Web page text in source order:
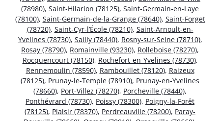
(78980), Saint-Hilarion (78125), Saint-Germain-en-Laye
(78100), Saint-Germain-de-la-Grange (78640), Saint-Forget
(78720), Saint-Cyr-l’École (78210), Saint-Arnoult-en-
Yvelines (78730), Sailly (78440), Rosny-sur-Seine (78710),
Rosay (78790), Romainville (93230), Rolleboise (78270),
Rocquencourt (78150), Rochefort-en-Yvelines (78730),
Rennemoulin (78590), Rambouillet (78120), Raizeux
(78125), Prunay-le-Temple (78910), Prunay-en-Yvelines
(78660), Port-Villez (78270), Porcheville (78440),
Ponthévrard (78730), Poissy (78300), Poigny-la-Forêt
(78125), Plaisir (78370), Perdreauville (78200), Paray-